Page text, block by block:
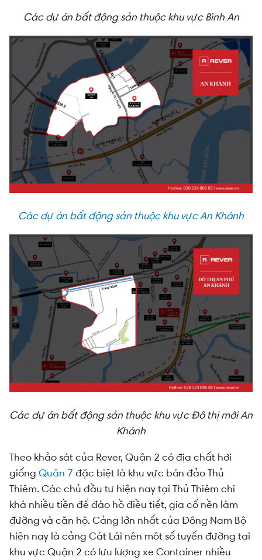
Các dự án bất động sản thuộc khu vực Bình An
Các dự án bất động sản thuộc khu vực An Khánh
Các dự án bất động sản thuộc khu vực Đô thị mới An
Khánh
Theo khảo sát của Rever, Quận 2 có địa chất hơi
giống Quận 7 đặc biệt là khu vực bán đảo Thủ
Thiêm. Các chủ đầu tư hiện nay tại Thủ Thiêm chi
khá nhiều tiền để đào hồ điều tiết, gia cố nền làm
đường và căn hộ. Cảng lớn nhất của Đông Nam Bộ
hiện nay là cảng Cát Lái nên một số tuyến đường tại
khu vực Quận 2 có lưu lượng xe Container nhiều